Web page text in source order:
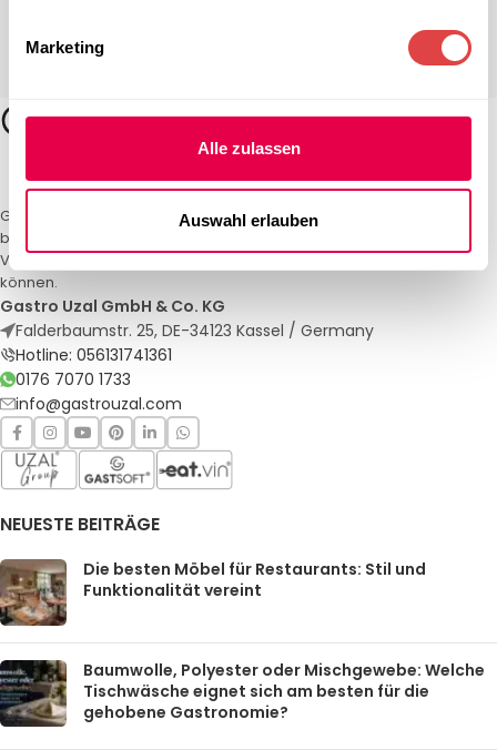
Marketing
Alle zulassen
Auswahl erlauben
Gastro Uzal – Ihr Spezialist für Gastronomiemöbel und -textilien. Wir
bieten maßgeschneiderte Lösungen für Restaurants, Hotels und
Veranstaltungen. Qualität und Service, auf die Sie sich verlassen
können.
Gastro Uzal GmbH & Co. KG
Falderbaumstr. 25, DE-34123 Kassel / Germany
Hotline: 056131741361
0176 7070 1733
info@gastrouzal.com
NEUESTE BEITRÄGE
Die besten Möbel für Restaurants: Stil und
Funktionalität vereint
Baumwolle, Polyester oder Mischgewebe: Welche
Tischwäsche eignet sich am besten für die
gehobene Gastronomie?